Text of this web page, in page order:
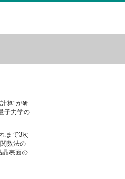
算"が研
子力学の
まで3次
数法の
晶表面の